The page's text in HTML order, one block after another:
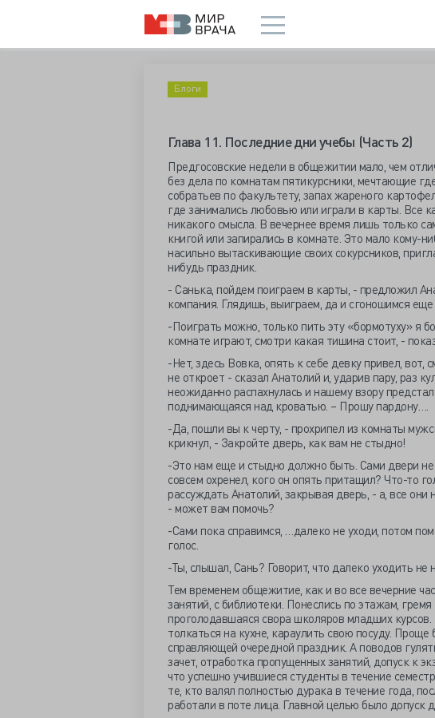
Блоги
Глава 11. Последние дни учебы (Часть 2)
Предгосовские недели в общежитии мало, чем
без дела по комнатам пятикурсники, мечтающие
собратьев по факультету, запах жареного
где занимались любовью или играли в карты. Все
никакого смысла. В вечернее время лишь только
книгой или запирались в комнате. Это мало кому-
насильно вытаскивающие своих сокурсников,
нибудь праздник.
- Санька, пойдем поиграем в карты, - предложил
компания. Глядишь, выиграем, да и сгоношимся еще
-Поиграть можно, только пить эту «бормотуху» я
комнате играют, смотри какая тишина стоит, -
-Нет, здесь Вовка, опять к себе девку привел, вот,
не откроет - сказал Анатолий и, ударив пару, раз
неожиданно распахнулась и нашему взору
поднимающаяся над кроватью. – Прошу пардону….
-Да, пошли вы к черту, - прохрипел из комнаты
крикнул, - Закройте дверь, как вам не стыдно!
-Это нам еще и стыдно должно быть. Сами двери
совсем охренел, кого он опять притащил? Что-то
рассуждать Анатолий, закрывая дверь, - а, все
- может вам помочь?
-Сами пока справимся, …далеко не уходи, потом
голос.
-Ты, слышал, Сань? Говорит, что далеко уходить не
Тем временем общежитие, как и во все вечерние
занятий, с библиотеки. Понеслись по этажам,
проголодавшаяся свора школяров младших
толкаться на кухне, караулить свою посуду.
справляющей очередной праздник. А поводов
зачет, отработка пропущенных занятий, допуск к
что успешно учившиеся студенты в течение
те, кто валял полностью дурака в течение года,
работали в поте лица. Главной целью было допуск